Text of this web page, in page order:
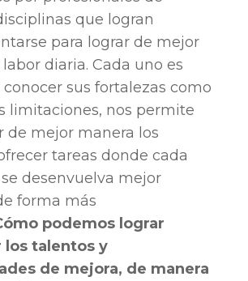
que logran
para lograr de mejor
diaria. Cada uno es
sus fortalezas como
limitaciones, nos permite
de mejor manera los
tareas donde cada
desenvuelva mejor
forma más
podemos lograr
talentos y
de mejora, de manera